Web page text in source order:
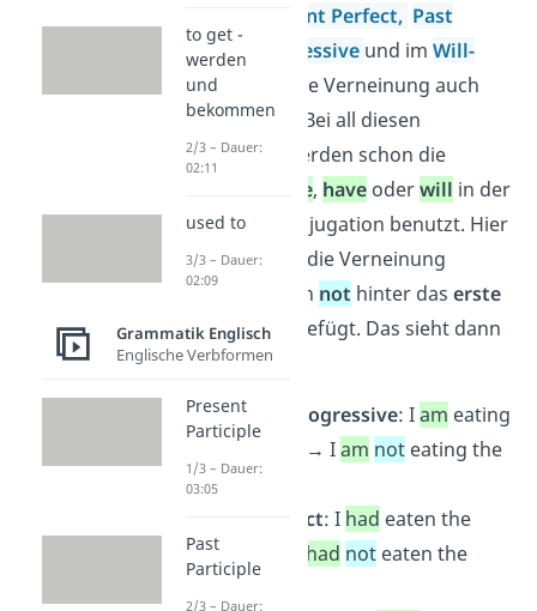
Present Perfect, Past
Perfect Progressive und im Will-
Future
geht die Verneinung auch
ganz einfach. Bei all diesen
Zeitformen werden schon die
be, haveoderwill in der
jeweiligen Konjugation benutzt. Hier
wird dann für die Verneinung
einfach nur ein not hinter das erste
Hilfsverbeingefügt. Das sieht dann
so aus:
Present Progressive: Iam eating
the apple. → Iam noteating the
apple
Past Perfect: I had eaten the
apple. → I
had noteaten the
apple.
to get -
werden
und
bekommen
2/3 – Dauer:
02:11
used to
3/3 – Dauer:
02:09
Grammatik Englisch
Englische Verbformen
Present
Participle
1/3 – Dauer:
03:05
Past
Participle
2/3 – Dauer: